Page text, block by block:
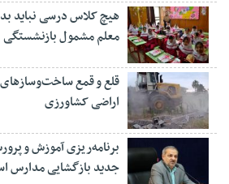
معلم مشمول بازنشستگی
اراضی کشاورزی
برنامه‌ریزی آموزش و
جدید بازگشایی مدارس